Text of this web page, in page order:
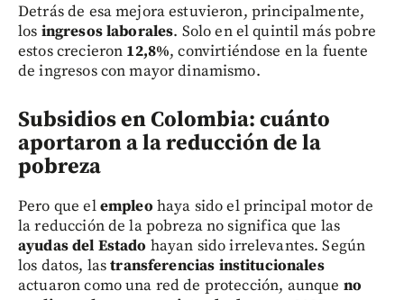
Detrás de esa mejora estuvieron, principalmente,
los ingresos laborales. Solo en el quintil más pobre
estos crecieron 12,8%, convirtiéndose en la fuente
de ingresos con mayor dinamismo.
Subsidios en Colombia: cuánto
aportaron a la reducción de la
pobreza
Pero que elempleo haya sido el principal motor de
la reducción de la pobreza no significa que las
ayudas del Estado hayan sido irrelevantes. Según
los datos, lastransferencias institucionales
actuaron como una red de protección, aunque no